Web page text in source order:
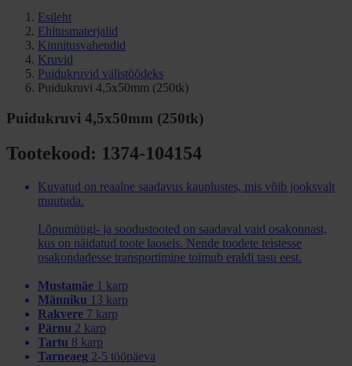
Esileht
Ehitusmaterjalid
Kinnitusvahendid
Kruvid
Puidukruvid välistöödeks
Puidukruvi 4,5x50mm (250tk)
Puidukruvi 4,5x50mm (250tk)
Tootekood: 1374-104154
Kuvatud on reaalne saadavus kauplustes, mis võib jooksvalt
muutuda.
Lõpumüügi- ja soodustooted on saadaval vaid osakonnast,
kus on näidatud toote laoseis. Nende toodete teistesse
osakondadesse transportimine toimub eraldi tasu eest.
Mustamäe 1 karp
Männiku 13 karp
Rakvere 7 karp
Pärnu 2 karp
Tartu 8 karp
Tarneaeg 2-5 tööpäeva